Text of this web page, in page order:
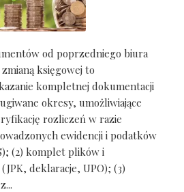
od poprzedniego biura
księgowej to
kompletnej dokumentacji
okresy, umożliwiające
rozliczeń w razie
ewidencji i podatków
(2) komplet plików i
deklaracje, UPO); (3)